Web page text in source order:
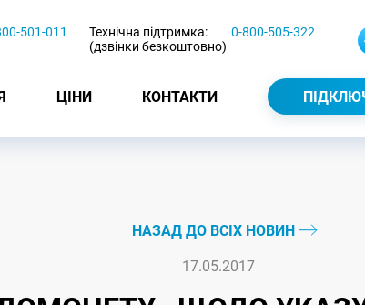
501-011
Технічна підтримка:
(дзвінки безкоштовно)
0-800-505-322
ЦІНИ КОНТАКТИ
НАЗАД ДО ВСІХ НОВИН
17.05.2017